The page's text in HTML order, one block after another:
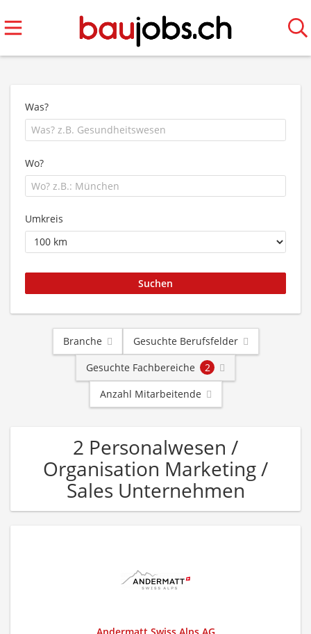
Was?
Wo?
Umkreis
Branche
Gesuchte Berufsfelder
Gesuchte Fachbereiche
2
Anzahl Mitarbeitende
2 Personalwesen /
Organisation Marketing /
Sales Unternehmen